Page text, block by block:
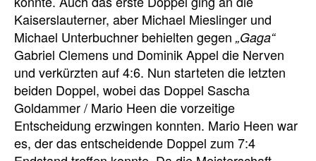
Kaiserslauterner, aber Michael Mieslinger und
Michael Unterbuchner behielten gegen „Gaga“
Gabriel Clemens und Dominik Appel die Nerven
und verkürzten auf 4:6. Nun starteten die letzten
beiden Doppel, wobei das Doppel Sascha
Goldammer / Mario Heen die vorzeitige
Entscheidung erzwingen konnten. Mario Heen war
es, der das entscheidende Doppel zum 7:4